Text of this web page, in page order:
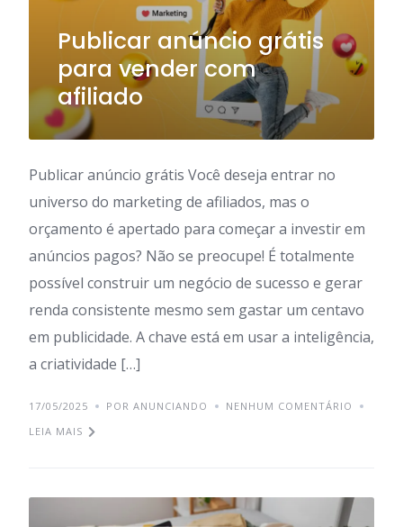
Publicar anúncio grátis
para vender com
afiliado
Publicar anúncio grátis Você deseja entrar no
universo do marketing de afiliados, mas o
orçamento é apertado para começar a investir em
anúncios pagos? Não se preocupe! É totalmente
possível construir um negócio de sucesso e gerar
renda consistente mesmo sem gastar um centavo
em publicidade. A chave está em usar a inteligência,
a criatividade […]
17/05/2025 POR ANUNCIANDO
NENHUM COMENTÁRIO
LEIA MAIS